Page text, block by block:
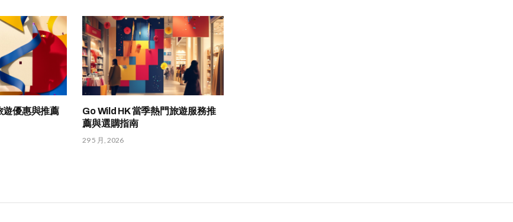
遊優惠與推薦
Go Wild HK 當季熱門旅遊服務推
薦與選購指南
29 5 月, 2026